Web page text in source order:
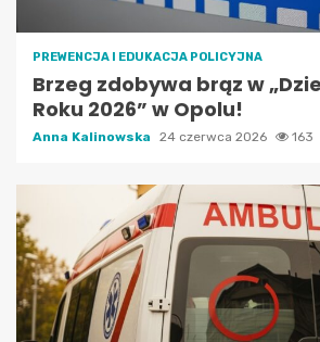
PREWENCJA I EDUKACJA POLICYJNA
Brzeg zdobywa brąz w
Roku 2026” w Opolu!
Anna Kalinowska 24 czerwca 2026 163